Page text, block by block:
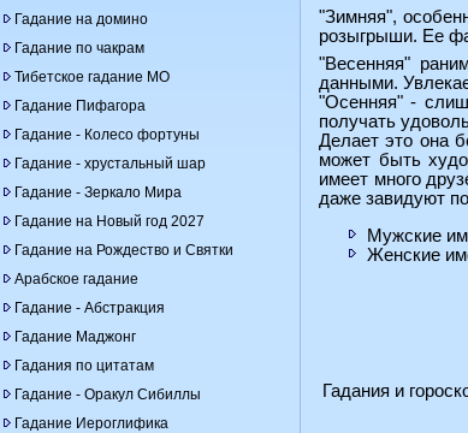
"Зимняя",
розыгрыши. Ее
"Весенняя"
данными.
"Осенняя" -
получать
Делает это она
может быть
имеет много
даже завидуют
Мужские
Женские
Гадание на домино
Гадание по чакрам
Тибетское гадание МО
Гадание Пифагора
Гадание - Колесо фортуны
Гадание - хрустальный шар
Гадание - Зеркало Мира
Гадание на Новый год 2027
Гадание на Рождество и Святки
Арабское гадание
Гадание - Абстракция
Гадание Маджонг
Гадания по цитатам
Гадание - Оракул Сибиллы
Гадание Иероглифика
Гадания и